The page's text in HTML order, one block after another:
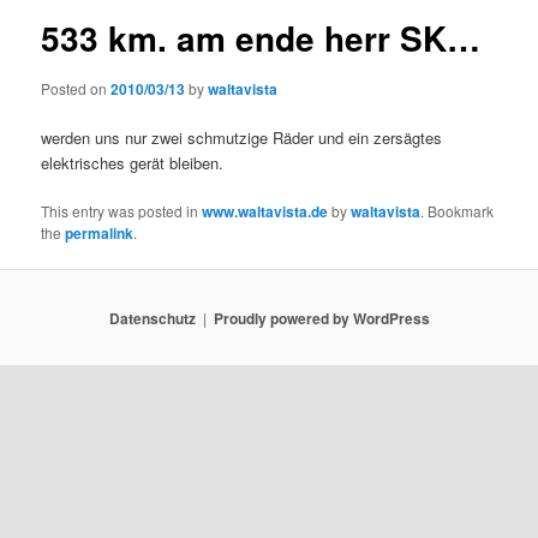
533 km. am ende herr SK…
Posted on2010/03/13bywaltavista
werden uns nur zwei schmutzige Räder und ein zersägtes
elektrisches gerät bleiben.
This entry was posted inwww.waltavista.debywaltavista. Bookmark
thepermalink.
Datenschutz Proudly powered by WordPress